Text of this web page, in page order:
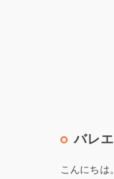
バレ
こんにちは